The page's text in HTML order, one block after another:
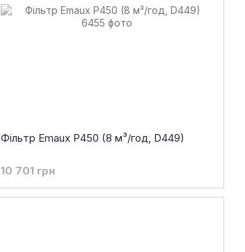
Фільтр Emaux P450 (8 м³/год, D449)
10 701 грн